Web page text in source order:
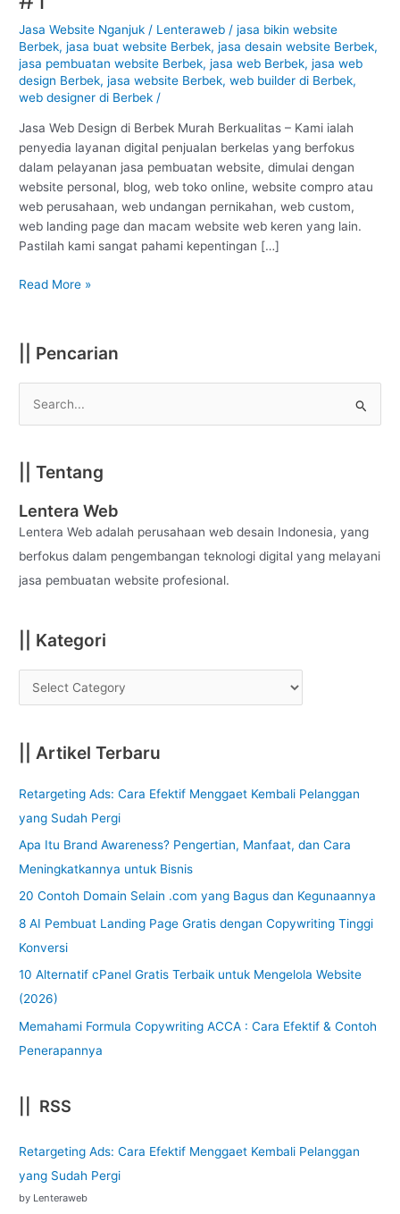
Jasa Website Nganjuk / Lenteraweb /jasa bikin website
Berbek,jasa buat website Berbek,jasa desain website Berbek,
jasa pembuatan website Berbek,jasa web Berbek,jasa web
design Berbek,jasa website Berbek,web builder di Berbek,
web designer di Berbek /
Jasa Web Design di Berbek Murah Berkualitas – Kami ialah
penyedia layanan digital penjualan berkelas yang berfokus
dalam pelayanan jasa pembuatan website, dimulai dengan
website personal, blog, web toko online, website compro atau
web perusahaan, web undangan pernikahan, web custom,
web landing page dan macam website web keren yang lain.
Pastilah kami sangat pahami kepentingan […]
Berbek
–
Nganjuk
:
Murah
Berkualitas
#1
Read More »
|| Pencarian
r
c
h
f
o
|| Tentang
Lentera Web
Lentera Web adalah perusahaan web desain Indonesia, yang
berfokus dalam pengembangan teknologi digital yang melayani
jasa pembuatan website profesional.
|| Kategori
|| Artikel Terbaru
Retargeting Ads: Cara Efektif Menggaet Kembali Pelanggan
yang Sudah Pergi
Apa Itu Brand Awareness? Pengertian, Manfaat, dan Cara
Meningkatkannya untuk Bisnis
20 Contoh Domain Selain .com yang Bagus dan Kegunaannya
8 AI Pembuat Landing Page Gratis dengan Copywriting Tinggi
Konversi
10 Alternatif cPanel Gratis Terbaik untuk Mengelola Website
(2026)
Memahami Formula Copywriting ACCA : Cara Efektif & Contoh
Penerapannya
|| RSS
Retargeting Ads: Cara Efektif Menggaet Kembali Pelanggan
yang Sudah Pergi
by Lenteraweb